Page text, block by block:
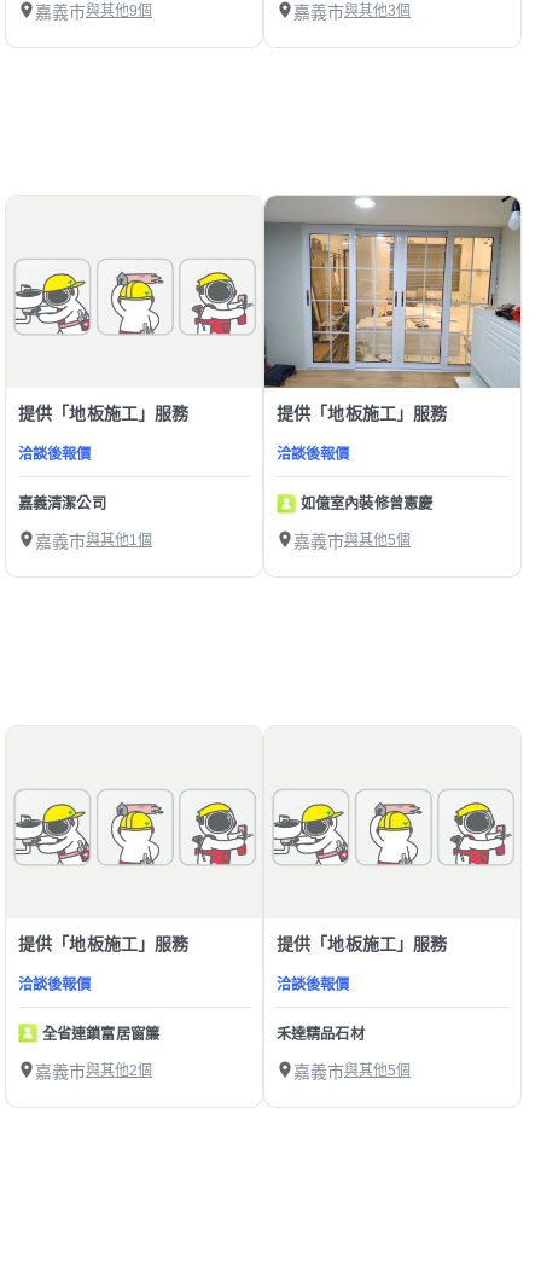
嘉義市與其他9個 嘉義市與其他3個
提供「地板施工」服務
洽談後報價
嘉義清潔公司
嘉義市與其他1個
提供「地板施工」服務
洽談後報價
如億室內裝修曾憲慶
嘉義市與其他5個
提供「地板施工」服務
洽談後報價
全省連鎖富居窗簾
嘉義市與其他2個
提供「地板施工」服務
洽談後報價
禾達精品石材
嘉義市與其他5個